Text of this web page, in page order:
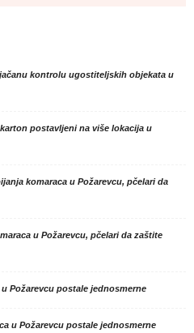
kontrolu ugostiteljskih objekata u
postavljeni na više lokacija u
komaraca u Požarevcu, pčelari da
u Požarevcu, pčelari da zaštite
Požarevcu postale jednosmerne
u Požarevcu postale jednosmerne